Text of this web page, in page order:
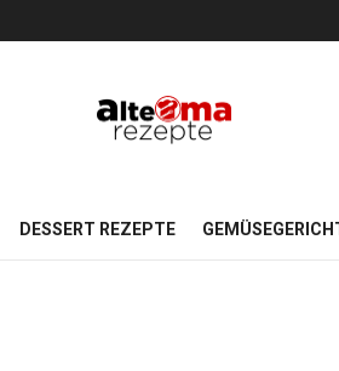
DESSERT REZEPTE